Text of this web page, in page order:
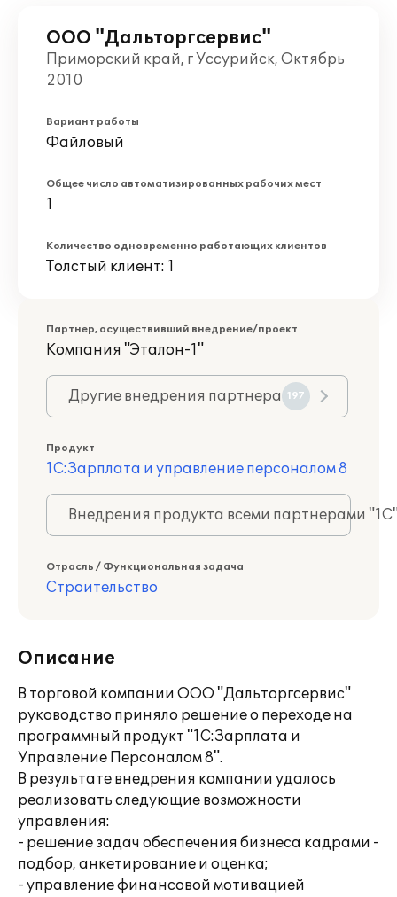
ООО "Дальторгсервис"
Приморский край, г Уссурийск, Октябрь
2010
Вариант работы
Файловый
Общее число автоматизированных рабочих мест
1
Количество одновременно работающих клиентов
Толстый клиент: 1
Партнер, осуществивший внедрение/проект
Компания "Эталон-1"
Другие внедрения партнера 197
Продукт
1С:Зарплата и управление персоналом 8
Внедрения продукта всеми партнерами
Отрасль / Функциональная задача
Строительство
Описание
В торговой компании ООО "Дальторгсервис"
руководство приняло решение о переходе на
программный продукт "1С:Зарплата и
Управление Персоналом 8".
В результате внедрения компании удалось
реализовать следующие возможности
управления:
- решение задач обеспечения бизнеса кадрами -
подбор, анкетирование и оценка;
- управление финансовой мотивацией